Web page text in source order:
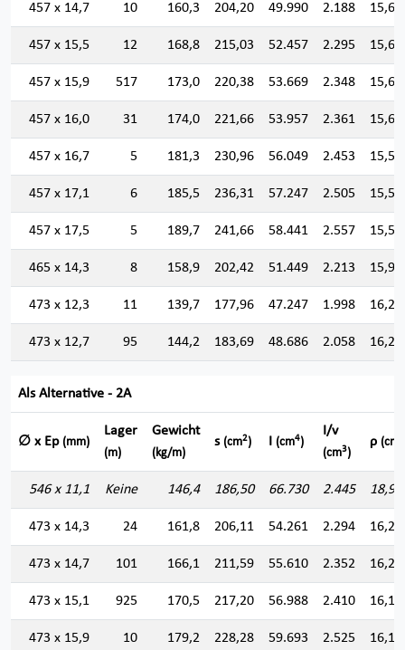
457 x 14,7 10 160,3 204,20 49.990 2.188
457 x 15,5 12 168,8 215,03 52.457 2.295
457 x 15,9 517 173,0 220,38 53.669 2.348
457 x 16,0 31 174,0 221,66 53.957 2.361
457 x 16,7 5 181,3 230,96 56.049 2.453
457 x 17,1 6 185,5 236,31 57.247 2.505
457 x 17,5 5 189,7 241,66 58.441 2.557
465 x 14,3 8 158,9 202,42 51.449 2.213
473 x 12,3 11 139,7 177,96 47.247 1.998
473 x 12,7 95 144,2 183,69 48.686 2.058
Als Alternative - 2A
∅ x Ep (mm)
Lager
(m)
Gewicht
(kg/m)
s (cm2) I (cm4)
I/v
(cm3)
ρ (cm)
546 x 11,1 Keine 146,4 186,50 66.730 2.445
473 x 14,3 24 161,8 206,11 54.261 2.294
473 x 14,7 101 166,1 211,59 55.610 2.352
473 x 15,1 925 170,5 217,20 56.988 2.410
473 x 15,9 10 179,2 228,28 59.693 2.525